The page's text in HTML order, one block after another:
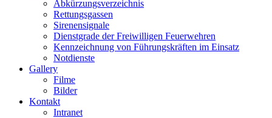
Abkürzungsverzeichnis
Rettungsgassen
Sirenensignale
Dienstgrade der Freiwilligen Feuerwehren
Kennzeichnung von Führungskräften im Einsatz
Notdienste
Gallery
Filme
Bilder
Kontakt
Intranet